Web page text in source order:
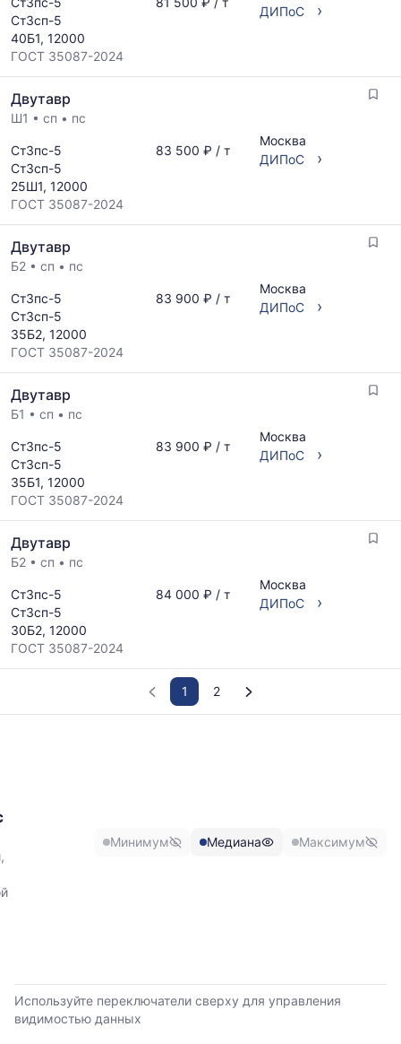
Ст3сп-5
40Б1, 12000
ГОСТ 35087-2024
ДИПоС
›
Двутавр
Ш1 • сп • пс
Ст3пс-5
Ст3сп-5
25Ш1, 12000
ГОСТ 35087-2024
83 500 ₽ / т
Москва
ДИПоС
›
Двутавр
Б2 • сп • пс
Ст3пс-5
Ст3сп-5
35Б2, 12000
ГОСТ 35087-2024
83 900 ₽ / т
Москва
ДИПоС
›
Двутавр
Б1 • сп • пс
Ст3пс-5
Ст3сп-5
35Б1, 12000
ГОСТ 35087-2024
83 900 ₽ / т
Москва
ДИПоС
›
Двутавр
Б2 • сп • пс
Ст3пс-5
Ст3сп-5
30Б2, 12000
ГОСТ 35087-2024
84 000 ₽ / т
Москва
ДИПоС
›
1 2
максимальной
последние
6
месяцев.
Минимум Медиана Максимум
Используйте переключатели сверху для управления
видимостью данных